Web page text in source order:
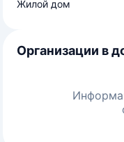
Жилой дом
Организации в